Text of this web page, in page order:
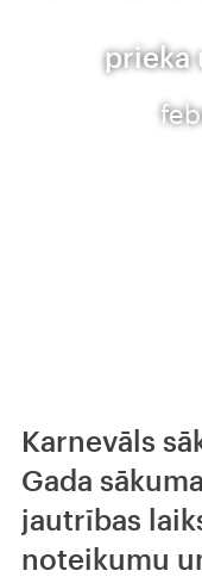
prieka
Karnevāls
Gada
jautrības
noteikumu